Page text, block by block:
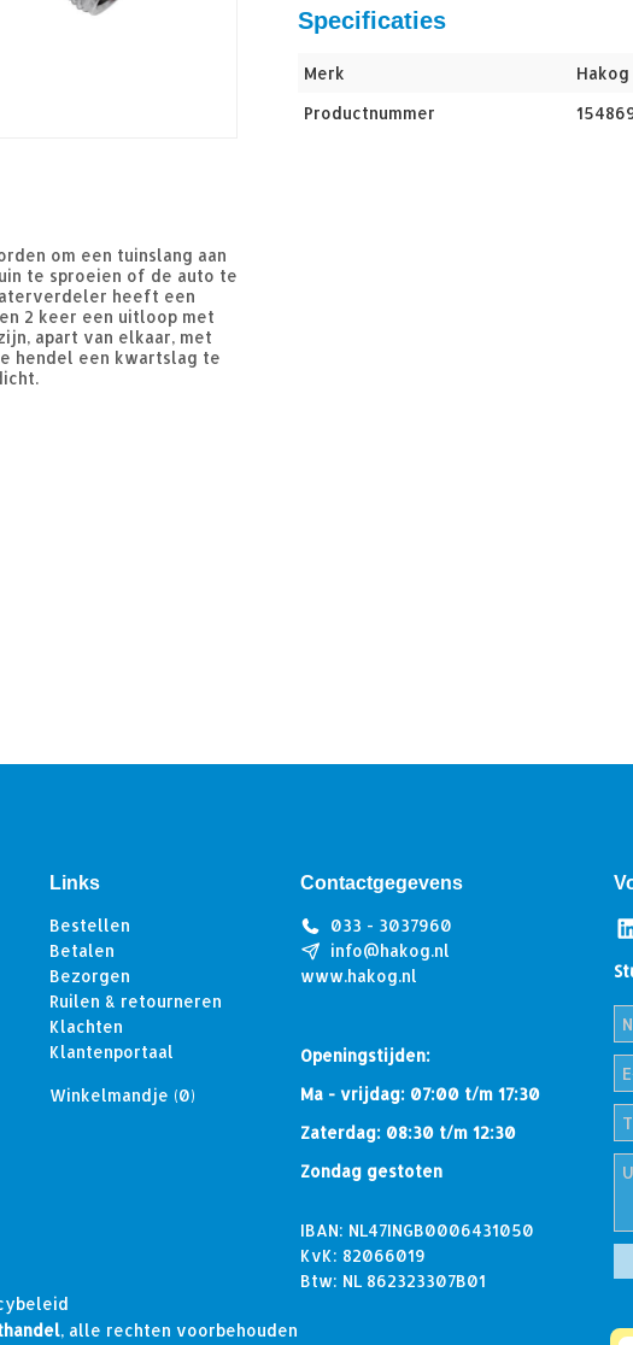
om een tuinslang aan
te sproeien of de auto te
heeft een
2 keer een uitloop met
apart van elkaar, met
hendel een kwartslag te
Specificaties
Merk
Hakog
Productnummer
Links
Bestellen
Betalen
Bezorgen
Ruilen & retourneren
Klachten
Klantenportaal
Winkelmandje (0)
Contactgegevens
033 - 3037960
info@hakog.nl
www.hakog.nl
Openingstijden:
Ma - vrijdag: 07:00 t/m 17:30
Zaterdag: 08:30 t/m 12:30
Zondag gestoten
IBAN: NL47INGB0006431050
KvK: 82066019
Btw: NL 862323307B01
, alle rechten voorbehouden